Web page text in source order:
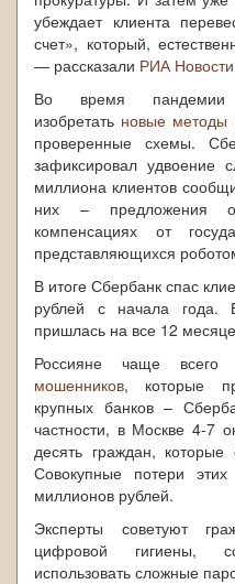
убеждает клиента
счет», который,
— рассказали РИА Новости
Во время
изобретать новые методы
проверенные схемы.
зафиксировал удвоение
миллиона клиентов
них – предложения о
компенсациях от
представляющихся
В итоге Сбербанк спас
рублей с начала
пришлась на все 12
Россияне чаще всего
мошенников, которые
крупных банков –
частности, в Москве 4-7
десять граждан,
Совокупные потери
миллионов рублей.
Эксперты советуют
цифровой гигиены,
использовать сложные